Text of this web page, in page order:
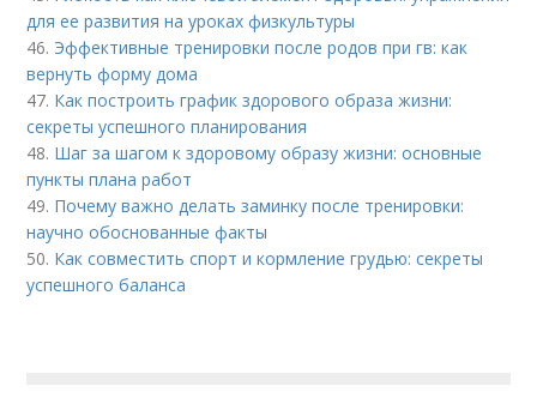
для ее развития на уроках физкультуры
46. Эффективные тренировки после родов при гв: как
вернуть форму дома
47. Как построить график здорового образа жизни:
секреты успешного планирования
48. Шаг за шагом к здоровому образу жизни: основные
пункты плана работ
49. Почему важно делать заминку после тренировки:
научно обоснованные факты
50. Как совместить спорт и кормление грудью: секреты
успешного баланса